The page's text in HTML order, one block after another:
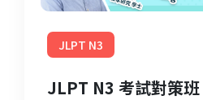
JLPT N3
JLPT N3 考試對策班